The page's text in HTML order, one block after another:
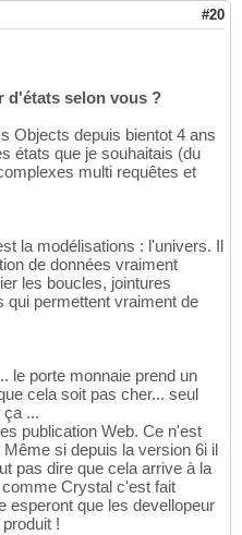
#20
d'états selon vous ?
Objects depuis bientot 4 ans
états que je souhaitais (du
multi requêtes et
la modélisations : l'univers. Il
de données vraiment
les boucles, jointures
qui permettent vraiment de
le porte monnaie prend un
cela soit pas cher... seul
ça ...
publication Web. Ce n'est
si depuis la version 6i il
pas dire que cela arrive à la
Crystal c'est fait
esperont que les devellopeur
!